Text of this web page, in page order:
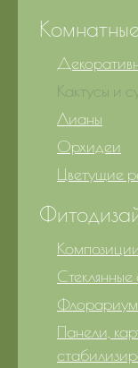
Кактусы и
Лианы
Орхидеи
Цветущие
Панели,